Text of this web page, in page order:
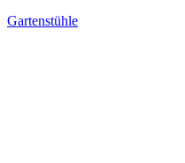
Gartenstühle